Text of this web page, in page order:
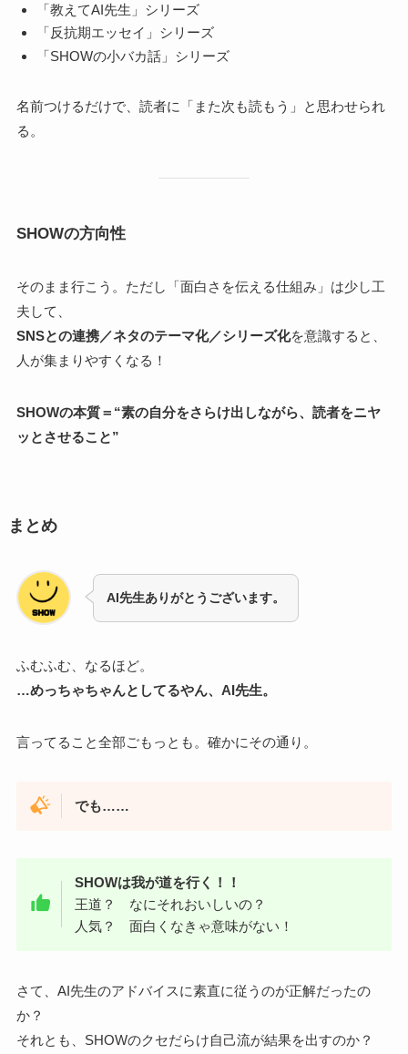
「教えてAI先生」シリーズ
「反抗期エッセイ」シリーズ
「SHOWの小バカ話」シリーズ
名前つけるだけで、読者に「また次も読もう」と思わせられ
る。
SHOWの方向性
そのまま行こう。ただし「面白さを伝える仕組み」は少し工
夫して、
SNSとの連携／ネタのテーマ化／シリーズ化を意識すると、
人が集まりやすくなる！
SHOWの本質＝“素の自分をさらけ出しながら、読者をニヤ
ッとさせること”
まとめ
AI先生ありがとうございます。
ふむふむ、なるほど。
…めっちゃちゃんとしてるやん、AI先生。
言ってること全部ごもっとも。確かにその通り。
でも……
SHOWは我が道を行く！！
王道？ なにそれおいしいの？
人気？ 面白くなきゃ意味がない！
さて、AI先生のアドバイスに素直に従うのが正解だったの
か？
それとも、SHOWのクセだらけ自己流が結果を出すのか？